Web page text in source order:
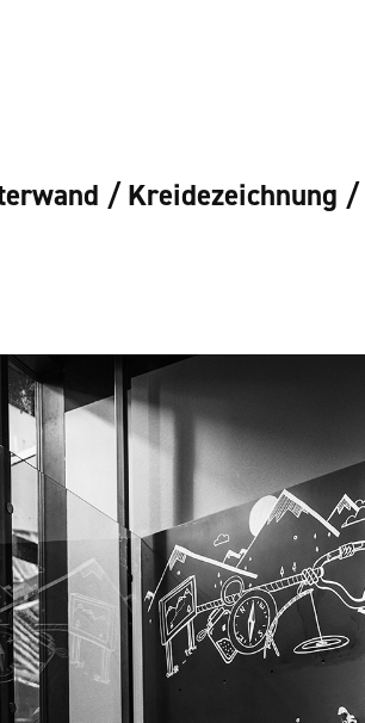
/ Kreidezeichnung /